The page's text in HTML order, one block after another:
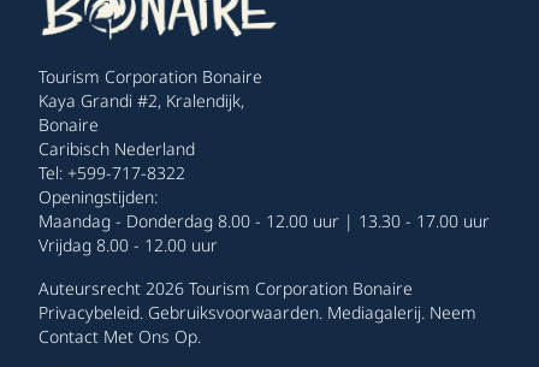
Tourism Corporation Bonaire
Kaya Grandi #2, Kralendijk,
Bonaire
Caribisch Nederland
Tel: +599-717-8322
Openingstijden:
Maandag - Donderdag 8.00 - 12.00 uur | 13.30 - 17.00 uur
Vrijdag 8.00 - 12.00 uur
Auteursrecht 2026 Tourism Corporation Bonaire
Privacybeleid. Gebruiksvoorwaarden. Mediagalerij. Neem
Contact Met Ons Op.